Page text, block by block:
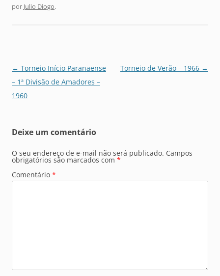
por Julio Diogo.
Navegação
de
posts
← Torneio Início Paranaense
– 1ª Divisão de Amadores –
1960
Torneio de Verão – 1966 →
Deixe um comentário
O seu endereço de e-mail não será publicado. Campos
obrigatórios são marcados com *
Comentário *